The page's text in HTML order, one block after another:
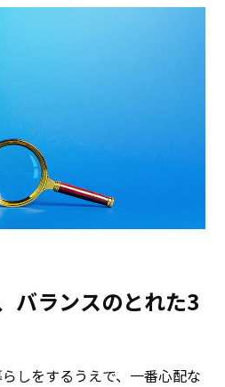
バランスのとれた3
しをするうえで、一番心配な